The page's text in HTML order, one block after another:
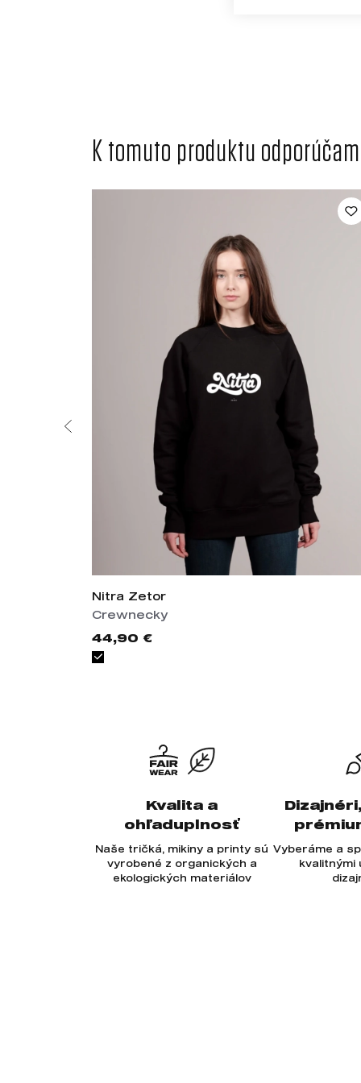
K tomuto produktu
Nitra Zetor
Crewnecky
44,90 €
Kvalita a
ohľaduplnosť
Naše tričká, mikiny a printy sú
vyrobené z organických a
ekologických materiálov
Vyberáme a
kvalitnými